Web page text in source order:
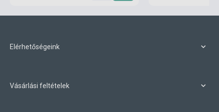
Elérhetőségeink
Vásárlási feltételek